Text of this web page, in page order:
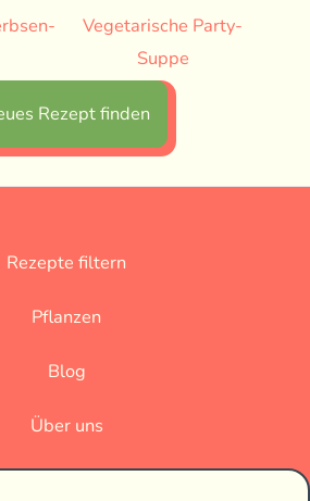
Vegetarische Party-
Suppe
Rezept finden
Rezepte filtern
Pflanzen
Blog
Über uns